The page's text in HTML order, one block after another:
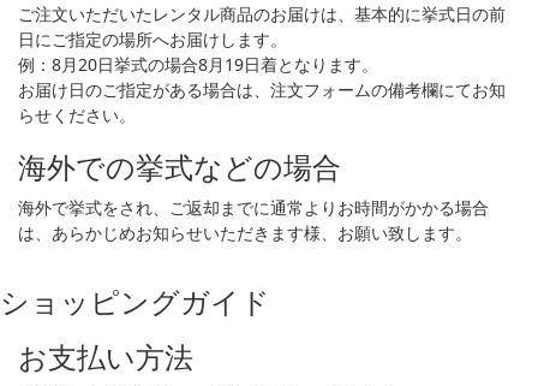
ご注文いただいたレンタル商品のお届けは、基本的に挙式日の前
日にご指定の場所へお届けします。
例：8月20日挙式の場合8月19日着となります。
お届け日のご指定がある場合は、注文フォームの備考欄にてお知
らせください。
海外での挙式などの場合
海外で挙式をされ、ご返却までに通常よりお時間がかかる場合
は、あらかじめお知らせいただきます様、お願い致します。
ショッピングガイド
お支払い方法